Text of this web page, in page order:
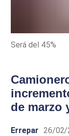
Será del 45%
de marzo
Errepar 26/02/